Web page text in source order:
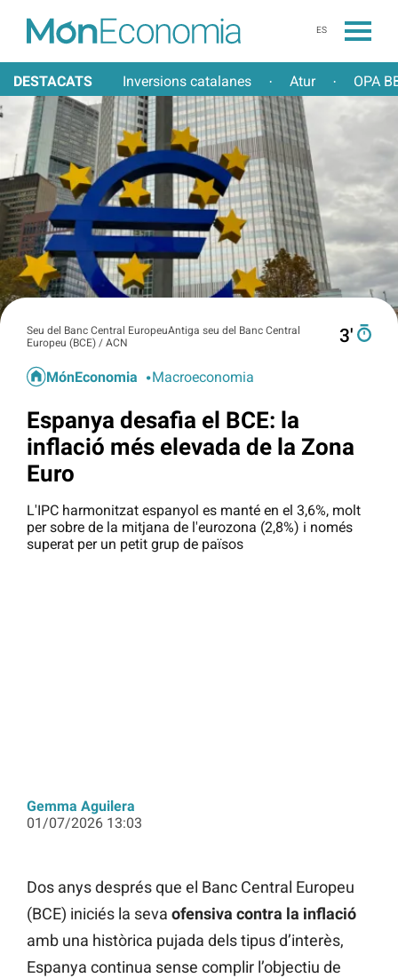
ES
DESTACATS Inversions catalanes · Atur · OPA
Seu del Banc Central EuropeuAntiga seu del Banc Central
Europeu (BCE) / ACN
3′
MónEconomia Macroeconomia
Espanya desafia el BCE: la
inflació més elevada de la Zona
Euro
L'IPC harmonitzat espanyol es manté en el 3,6%, molt
per sobre de la mitjana de l'eurozona (2,8%) i només
superat per un petit grup de països
Gemma Aguilera
01/07/2026 13:03
Dos anys després que el Banc Central Europeu
(BCE) iniciés la seva ofensiva contra la inflació
amb una històrica pujada dels tipus d’interès,
Espanya continua sense complir l’objectiu de